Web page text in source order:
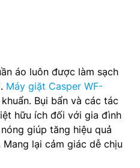
áo luôn được làm sạch
Máy giặt Casper WF-
Bụi bẩn và các tác
hữu ích đối với gia đình
giúp tăng hiệu quả
lại cảm giác dễ chịu